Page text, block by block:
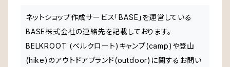
ネットショップ作成サービス「BASE」を運営している
BASE株式会社の連絡先を記載しております。
BELKROOT (ベルクロート)キャンプ(camp)や登山
(hike)のアウトドアブランド(outdoor)に関するお問い